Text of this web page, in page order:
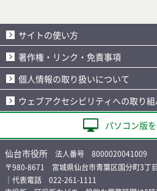
サイトの使い方
著作権・リンク・免責事項
個人情報の取り扱いについて
ウェブアクセシビリティへの取り組
パソコン版
仙台市役所 法人番号 8000020041009
〒980-8671 宮城県仙台市青葉区国分町3丁
｜代表電話 022-261-1111